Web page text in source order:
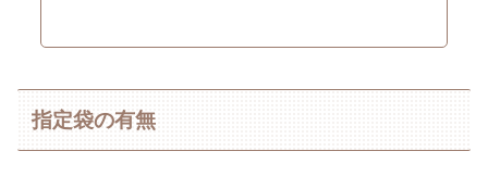
指定袋の有無